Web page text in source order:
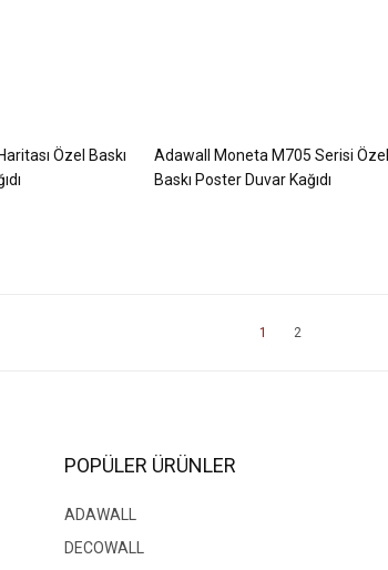
Özel Baskı
Adawall Moneta M705 Serisi Özel
Baskı Poster Duvar Kağıdı
1 2
POPÜLER ÜRÜNLER
ADAWALL
DECOWALL